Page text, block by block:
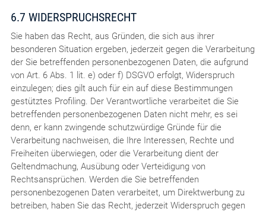
6.7 WIDERSPRUCHSRECHT
Sie haben das Recht, aus Gründen, die sich aus ihrer
besonderen Situation ergeben, jederzeit gegen die Verarbeitung
der Sie betreffenden personenbezogenen Daten, die aufgrund
von Art. 6 Abs. 1 lit. e) oder f) DSGVO erfolgt, Widerspruch
einzulegen; dies gilt auch für ein auf diese Bestimmungen
gestütztes Profiling. Der Verantwortliche verarbeitet die Sie
betreffenden personenbezogenen Daten nicht mehr, es sei
denn, er kann zwingende schutzwürdige Gründe für die
Verarbeitung nachweisen, die Ihre Interessen, Rechte und
Freiheiten überwiegen, oder die Verarbeitung dient der
Geltendmachung, Ausübung oder Verteidigung von
Rechtsansprüchen. Werden die Sie betreffenden
personenbezogenen Daten verarbeitet, um Direktwerbung zu
betreiben, haben Sie das Recht, jederzeit Widerspruch gegen